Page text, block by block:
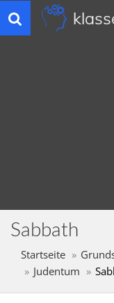
Toggle
navigation
Sabbath
Startseite
Judentum